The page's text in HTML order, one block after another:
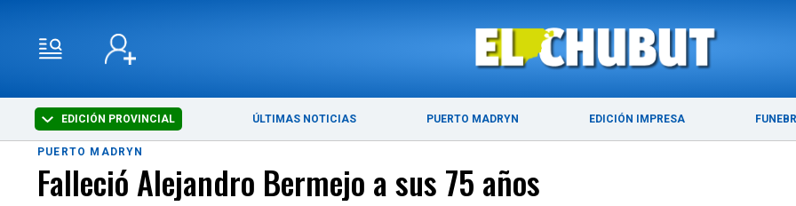
EDICIÓN PROVINCIAL ÚLTIMAS NOTICIAS PUERTO MADRYN EDICIÓN IMPRESA
ÚLTIMAS NOTICIAS PUERTO MADRYN
PUERTO MADRYN
Falleció Alejandro Bermejo a sus 75 años